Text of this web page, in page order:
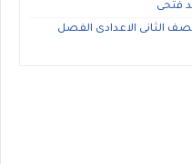
الثانى الاعدادى الفصل